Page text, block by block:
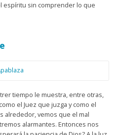
espíritu sin comprender lo que
tiempo le muestra, entre otras,
el Juez que juzga y como el
alrededor, vemos que el mal
alarmantes. Entonces nos